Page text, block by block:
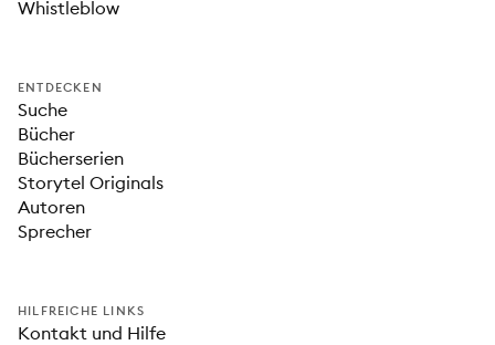
Whistleblow
ENTDECKEN
Suche
Bücher
Bücherserien
Storytel Originals
Autoren
Sprecher
HILFREICHE LINKS
Kontakt und Hilfe